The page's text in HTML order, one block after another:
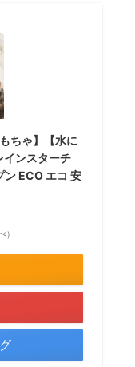
ちゃ】【水に
ンスターチ
ン ECO エコ 安
）